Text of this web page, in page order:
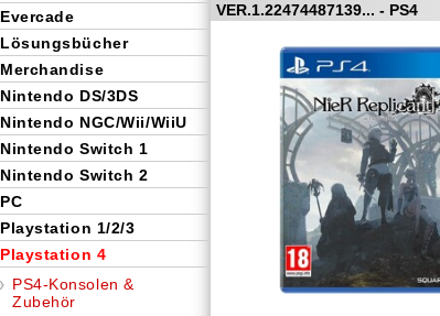
VER.1.22474487139... - PS4
Evercade
Lösungsbücher
Merchandise
Nintendo DS/3DS
Nintendo NGC/Wii/WiiU
Nintendo Switch 1
Nintendo Switch 2
PC
Playstation 1/2/3
Playstation 4
PS4-Konsolen &
Zubehör